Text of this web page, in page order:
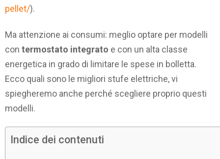
pellet/).
Ma attenzione ai consumi: meglio optare per modelli
con termostato integrato e con un alta classe
energetica in grado di limitare le spese in bolletta.
Ecco quali sono le migliori stufe elettriche, vi
spiegheremo anche perché scegliere proprio questi
modelli.
Indice dei contenuti